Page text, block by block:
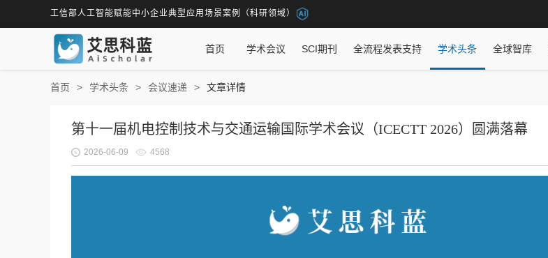
工信部人工智能赋能中小企业典型应用场景案例（科研领域）
首页 学术会议 SCI期刊 全流程发表支持 学术头条 全球智库
首页 学术头条 会议速递 文章详情
第十一届机电控制技术与交通运输国际学术会议（ICECTT 2026）圆满落幕
2026-06-09 4568